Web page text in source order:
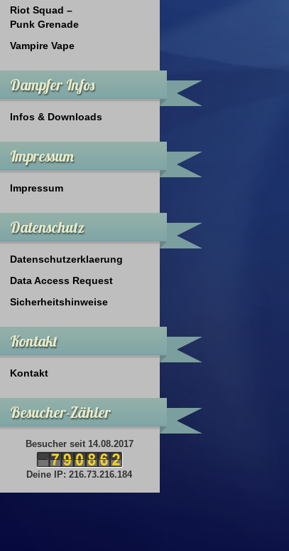
Riot Squad –
Punk Grenade
Vampire Vape
Dampfer Infos
Infos & Downloads
Impressum
Impressum
Datenschutz
Datenschutzerklaerung
Data Access Request
Sicherheitshinweise
Kontakt
Kontakt
Besucher-Zähler
Besucher seit 14.08.2017
Deine IP: 216.73.216.184